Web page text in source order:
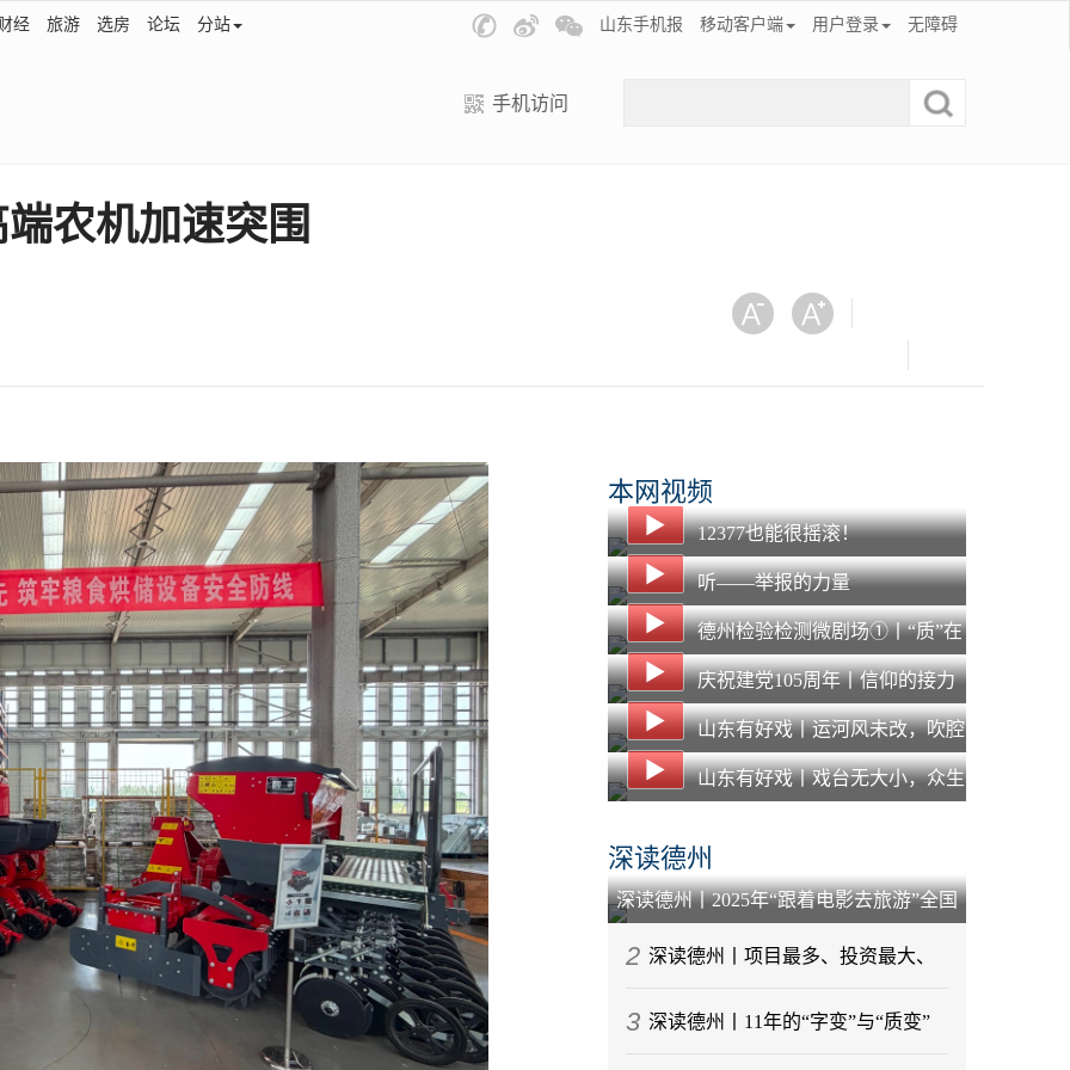
经 旅游 选房 论坛 分站 山东手机报 移动客户端 用户登录 无障碍
手机访问
农机加速突围
本网视频
12377也能很摇滚！
听——举报的力量
德州检验检测微剧场①丨“质”在
必得，“惠”企纾困 德州NQI一站
式平台打通质量服务“最后一公
里”
庆祝建党105周年丨信仰的接力
山东有好戏丨运河风未改，吹腔
声犹在：在“主角”之外，看见另
山东有好戏丨戏台无大小，众生
艺路
深读德州
深读德州丨2025年“跟着电影去旅游”全国
启动仪式为何选择在乐陵举行？
2 深读德州丨项目最多、投资最大、
任务最重！德州市重大交通基础设施
3 深读德州丨11年的“字变”与“质变”